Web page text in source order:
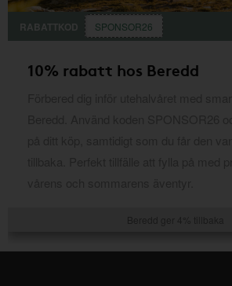
RABATTKOD SPONSOR26
10% rabatt hos Beredd